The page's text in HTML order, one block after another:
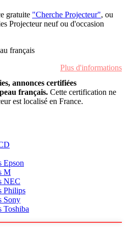
gratuite "Cherche Projecteur", ou
Projecteur neuf ou d'occasion
français
Plus d'informations
annonces certifiées
français. Cette certification ne
est localisé en France.
Epson
M
NEC
Philips
Sony
Toshiba